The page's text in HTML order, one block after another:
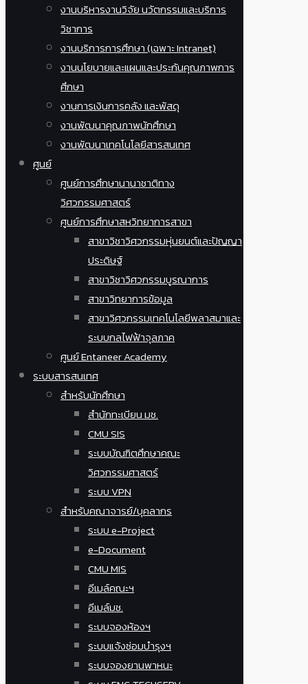
งานบริหารงานวิจัย นวัตกรรมและบริการ
วิชาการ
งานบริการการศึกษา (เฉพาะ Intranet)
งานนโยบายและแผนและประกันคุณภาพการ
ศึกษา
งานการเงินการคลัง และพัสดุ
งานพัฒนาคุณภาพนักศึกษา
งานพัฒนาเทคโนโลยีสารสนเทศ
ศูนย์
ศูนย์การศึกษานานาชาติทาง
วิศวกรรมศาสตร์
ศูนย์การศึกษาสหวิทยาการสาขา
สาขาวิชาวิศวกรรมหุ่นยนต์และปัญญา
ประดิษฐ์
สาขาวิชาวิศวกรรมบูรณาการ
สาขาวิทยาการข้อมูล
สาขาวิศวกรรมเทคโนโลยีพลาสมาและ
ระบบกลไฟฟ้าจุลภาค
ศูนย์ Entaneer Academy
ระบบสารสนเทศ
สำหรับนักศึกษา
สำนักทะเบียน มช.
CMU SIS
ระบบบัณฑิตศึกษาคณะ
วิศวกรรมศาสตร์
ระบบ VPN
สำหรับคณาจารย์/บุคลากร
ระบบ e-Project
e-Document
CMU MIS
อีเมล์คณะฯ
อีเมล์มช.
ระบบจองห้องฯ
ระบบแจ้งซ่อมบำรุงฯ
ระบบจองยานพาหนะ